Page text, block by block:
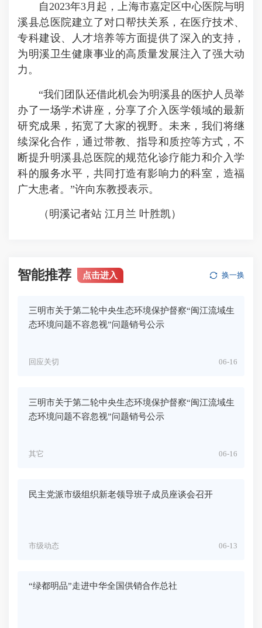
自2023年3月起，上海市嘉定区中心医院与明
溪县总医院建立了对口帮扶关系，在医疗技术、
专科建设、人才培养等方面提供了深入的支持，
为明溪卫生健康事业的高质量发展注入了强大动
力。
“我们团队还借此机会为明溪县的医护人员举
办了一场学术讲座，分享了介入医学领域的最新
研究成果，拓宽了大家的视野。未来，我们将继
续深化合作，通过带教、指导和质控等方式，不
断提升明溪县总医院的规范化诊疗能力和介入学
科的服务水平，共同打造有影响力的科室，造福
广大患者。”许向东教授表示。
（明溪记者站 江月兰 叶胜凯）
智能推荐 点击进入 换一换
三明市关于第二轮中央生态环境保护督察“闽江流域生
态环境问题不容忽视”问题销号公示
06-16
回应关切
三明市关于第二轮中央生态环境保护督察“闽江流域生
态环境问题不容忽视”问题销号公示
06-16
其它
民主党派市级组织新老领导班子成员座谈会召开
06-13
市级动态
“绿都明品”走进中华全国供销合作总社